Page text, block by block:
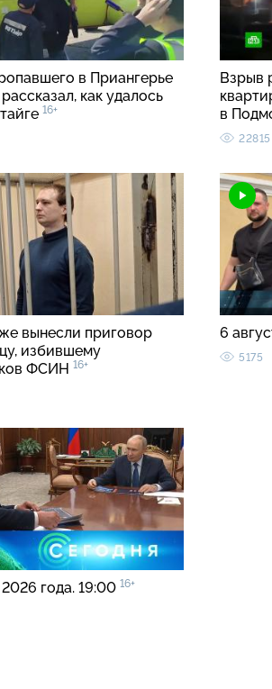
в Приангерье
как удалось
16+
Взрыв
в
22815
вынесли приговор
избившему
ФСИН 16+
6
5175
года. 19:00 16+